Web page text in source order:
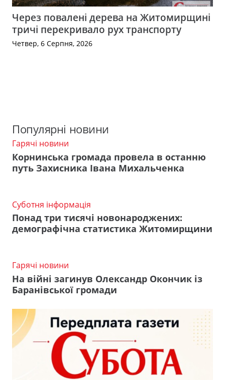
Через повалені дерева на Житомирщині
тричі перекривало рух транспорту
Четвер, 6 Серпня, 2026
Популярні новини
Гарячі новини
Корнинська громада провела в останню
путь Захисника Івана Михальченка
Суботня інформація
Понад три тисячі новонароджених:
демографічна статистика Житомирщини
Гарячі новини
На війні загинув Олександр Окончик із
Баранівської громади